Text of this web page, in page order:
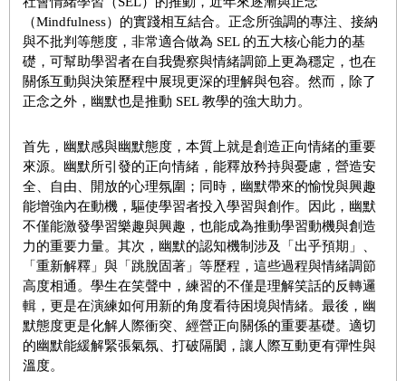
（Mindfulness）的實踐相互結合。正念所強調的專注、接納
與不批判等態度，非常適合做為 SEL 的五大核心能力的基
礎，可幫助學習者在自我覺察與情緒調節上更為穩定，也在
關係互動與決策歷程中展現更深的理解與包容。然而，除了
正念之外，幽默也是推動 SEL 教學的強大助力。
首先，幽默感與幽默態度，本質上就是創造正向情緒的重要
來源。幽默所引發的正向情緒，能釋放矜持與憂慮，營造安
全、自由、開放的心理氛圍；同時，幽默帶來的愉悅與興趣
能增強內在動機，驅使學習者投入學習與創作。因此，幽默
不僅能激發學習樂趣與興趣，也能成為推動學習動機與創造
力的重要力量。其次，幽默的認知機制涉及「出乎預期」、
「重新解釋」與「跳脫固著」等歷程，這些過程與情緒調節
高度相通。學生在笑聲中，練習的不僅是理解笑話的反轉邏
輯，更是在演練如何用新的角度看待困境與情緒。最後，幽
默態度更是化解人際衝突、經營正向關係的重要基礎。適切
的幽默能緩解緊張氣氛、打破隔閡，讓人際互動更有彈性與
溫度。